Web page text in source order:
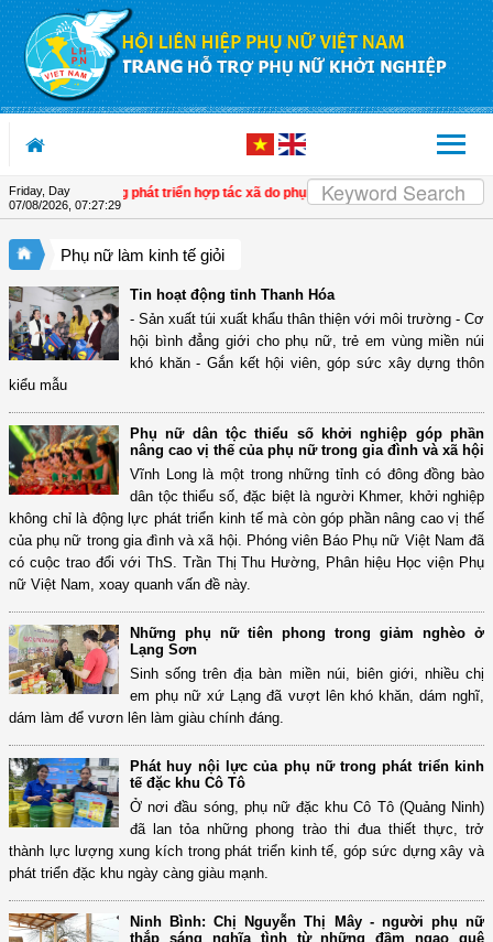
Skip to Content
Friday, Day
07/08/2026 07:27:30
tích cực trong phát triển hợp tác xã do phụ nữ tham gia quản lý | Tây Ninh:
Phụ nữ làm kinh tế giỏi
Tin hoạt động tỉnh Thanh Hóa
- Sản xuất túi xuất khẩu thân thiện với môi trường - Cơ
hội bình đẳng giới cho phụ nữ, trẻ em vùng miền núi
khó khăn - Gắn kết hội viên, góp sức xây dựng thôn
kiểu mẫu
Phụ nữ dân tộc thiểu số khởi nghiệp góp phần
nâng cao vị thế của phụ nữ trong gia đình và xã hội
Vĩnh Long là một trong những tỉnh có đông đồng bào
dân tộc thiểu số, đặc biệt là người Khmer, khởi nghiệp
không chỉ là động lực phát triển kinh tế mà còn góp phần nâng cao vị thế
của phụ nữ trong gia đình và xã hội. Phóng viên Báo Phụ nữ Việt Nam đã
có cuộc trao đổi với ThS. Trần Thị Thu Hường, Phân hiệu Học viện Phụ
nữ Việt Nam, xoay quanh vấn đề này.
Những phụ nữ tiên phong trong giảm nghèo ở
Lạng Sơn
Sinh sống trên địa bàn miền núi, biên giới, nhiều chị
em phụ nữ xứ Lạng đã vượt lên khó khăn, dám nghĩ,
dám làm để vươn lên làm giàu chính đáng.
Phát huy nội lực của phụ nữ trong phát triển kinh
tế đặc khu Cô Tô
Ở nơi đầu sóng, phụ nữ đặc khu Cô Tô (Quảng Ninh)
đã lan tỏa những phong trào thi đua thiết thực, trở
thành lực lượng xung kích trong phát triển kinh tế, góp sức dựng xây và
phát triển đặc khu ngày càng giàu mạnh.
Ninh Bình: Chị Nguyễn Thị Mây - người phụ nữ
thắp sáng nghĩa tình từ những đầm ngao quê